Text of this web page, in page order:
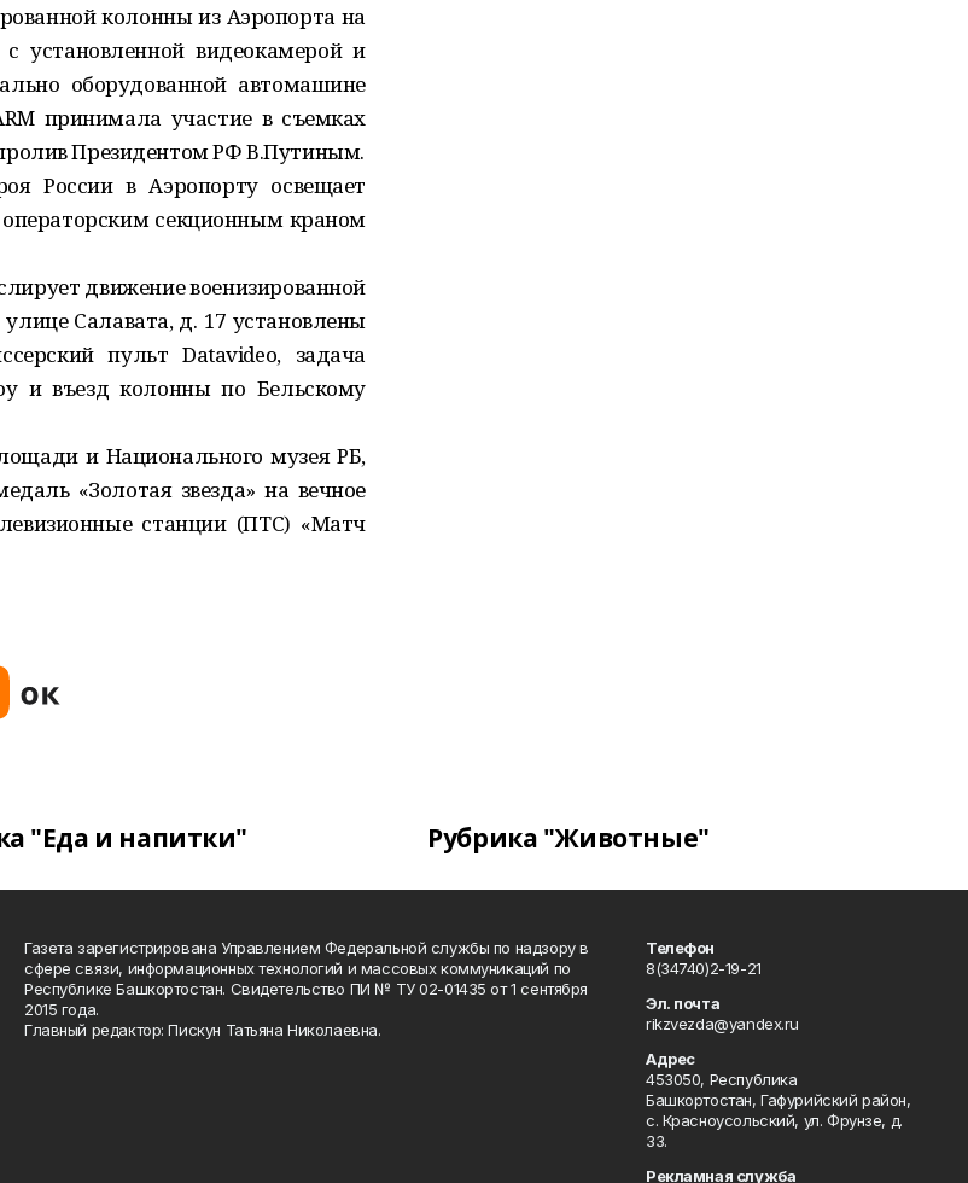
колонны из Аэропорта на
установленной видеокамерой и
оборудованной автомашине
принимала участие в съемках
Президентом РФ В.Путиным.
России в Аэропорту освещает
секционным краном
движение военизированной
Салавата, д. 17 установлены
пульт Datavideo, задача
и въезд колонны по Бельскому
и Национального музея РБ,
«Золотая звезда» на вечное
станции (ПТС) «Матч
"Еда и напитки" Рубрика "Животные"
Газета зарегистрирована Управлением Федеральной службы по надзору в
сфере связи, информационных технологий и массовых коммуникаций по
Республике Башкортостан. Свидетельство ПИ № ТУ 02-01435 от 1 сентября
2015 года.
Главный редактор: Пискун Татьяна Николаевна.
Телефон
8(34740)2-19-21
Эл. почта
rikzvezda@yandex.ru
Адрес
453050, Республика
Башкортостан, Гафурийский район,
с. Красноусольский, ул. Фрунзе, д.
33.
Рекламная служба